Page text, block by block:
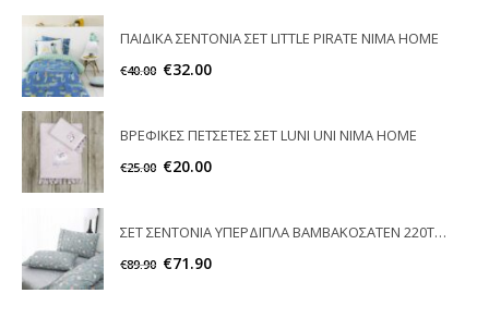
ΠΑΙΔΙΚA ΣΕΝΤΟΝΙΑ ΣΕΤ LITTLE PIRATE NIMA HOME
€40.00 €32.00
ΒΡΕΦΙΚΕΣ ΠΕΤΣΕΤΕΣ ΣΕΤ LUNI UNI ΝΙΜΑ ΗΟΜE
€25.00 €20.00
ΣΕΤ ΣΕΝΤΟΝΙΑ ΥΠΕΡΔΙΠΛA ΒΑΜΒΑΚΟΣΑΤΕΝ 220TC FEDRA LIOLIOS HOME
€89.90 €71.90